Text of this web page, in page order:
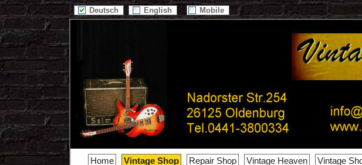
Deutsch English Mobile
Home Vintage Shop Repair Shop Vintage Heaven Vintage